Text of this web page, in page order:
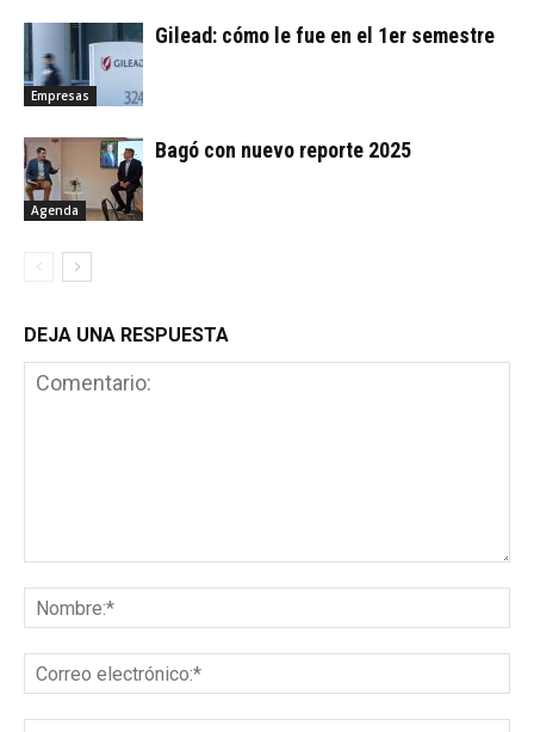
Empresas
Gilead: cómo le fue en el 1er semestre
Agenda
Bagó con nuevo reporte 2025
DEJA UNA RESPUESTA